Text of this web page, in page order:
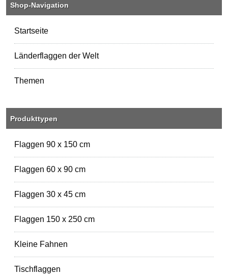
Shop-Navigation
Startseite
Länderflaggen der Welt
Themen
Produkttypen
Flaggen 90 x 150 cm
Flaggen 60 x 90 cm
Flaggen 30 x 45 cm
Flaggen 150 x 250 cm
Kleine Fahnen
Tischflaggen